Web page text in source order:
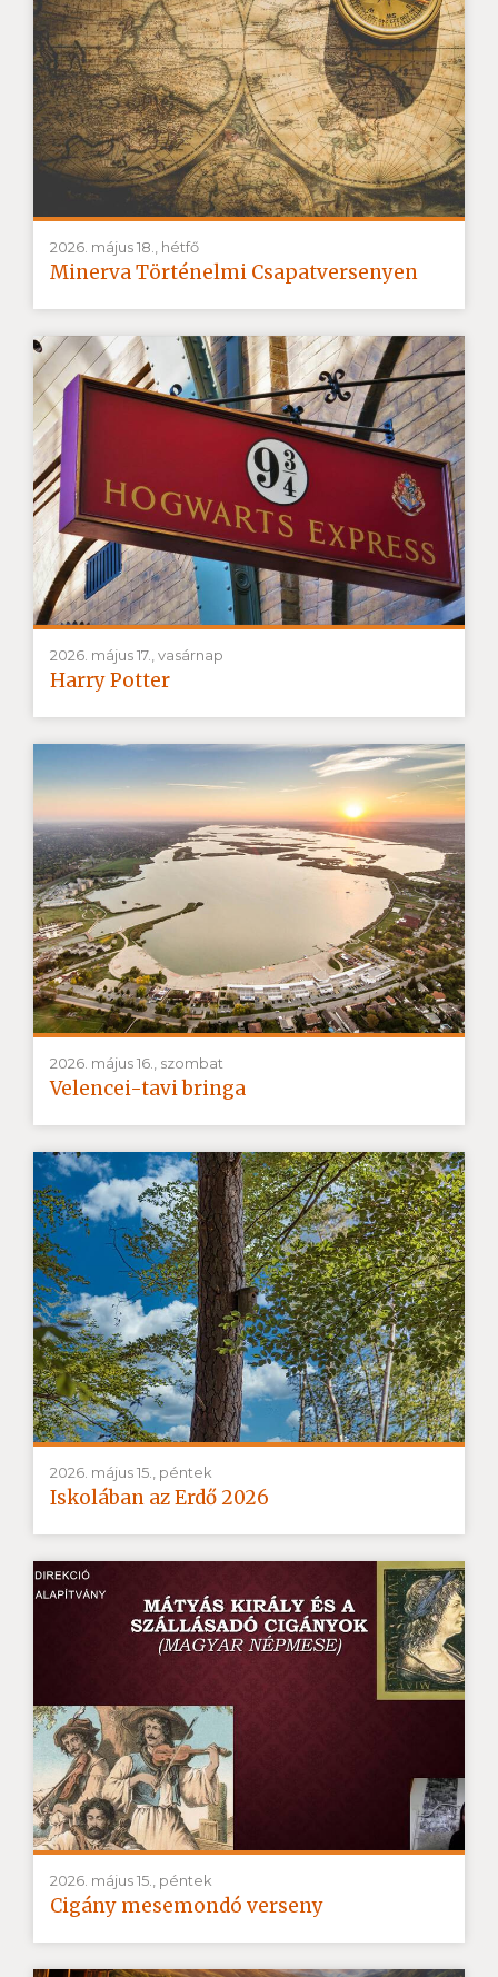
2026. május 18., hétfő
Minerva Történelmi Csapatversenyen
2026. május 17., vasárnap
Harry Potter
2026. május 16., szombat
Velencei-tavi bringa
2026. május 15., péntek
Iskolában az Erdő 2026
2026. május 15., péntek
Cigány mesemondó verseny